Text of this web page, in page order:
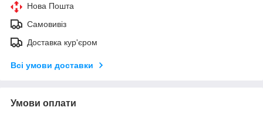
Нова Пошта
Самовивіз
Доставка кур'єром
Всі умови доставки
Умови оплати